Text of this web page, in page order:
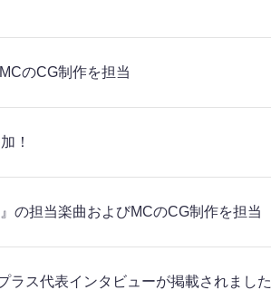
のCG制作を担当
！
の担当楽曲およびMCのCG制作を担当
ラス代表インタビューが掲載されました